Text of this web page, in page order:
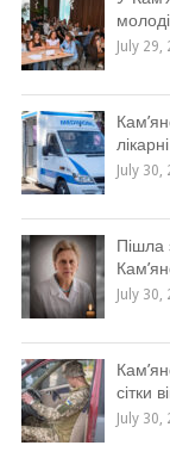
July 29,
July 30,
Пішла
July 30,
сітки
July 30,